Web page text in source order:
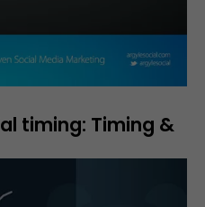
timing: Timing &